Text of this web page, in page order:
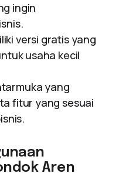
ingin
versi gratis yang
usaha kecil
yang
fitur yang sesuai
Aren